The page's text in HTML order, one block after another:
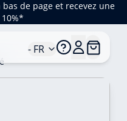
de page et recevez une
- FR